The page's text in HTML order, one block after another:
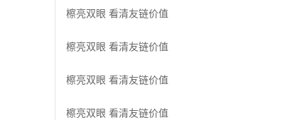
檫亮双眼 看清友链价值
檫亮双眼 看清友链价值
檫亮双眼 看清友链价值
檫亮双眼 看清友链价值